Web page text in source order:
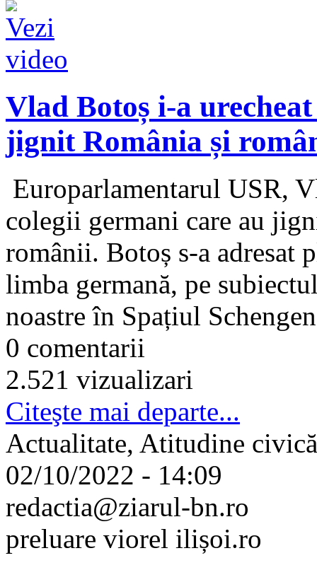
Vlad Botoș i-a
jignit România și
Europarlamentarul USR,
colegii germani care au
românii. Botoș s-a adresat
limba germană, pe
noastre în Spațiul
0 comentarii
2.521 vizualizari
Citeşte mai departe...
Actualitate, Atitudine
02/10/2022 - 14:09
redactia@ziarul-bn.ro
preluare viorel ilișoi.ro